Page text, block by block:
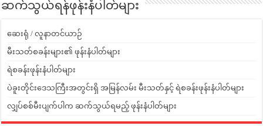
ဆက်သွယ်ရန်ဖုန်းနံပါတ်များ
ဆေးရုံ / လူနာတင်ယာဉ်
မီးသတ်စခန်းများ၏ ဖုန်းနံပါတ်များ
ရဲစခန်းဖုန်းနံပါတ်များ
ပဲခူးတိုင်းဒေသကြီးအတွင်းရှိ အမြန်လမ်း မီးသတ်နှင့် ရဲစခန်းဖုန်းနံပါတ်များ
လျှပ်စစ်မီးပျက်ပါက ဆက်သွယ်ရမည့် ဖုန်းနံပါတ်များ